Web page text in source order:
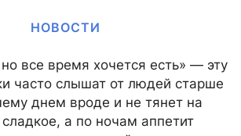
НОВОСТИ
все время хочется есть» — эту
часто слышат от людей старше
днем вроде и не тянет на
а по ночам аппетит